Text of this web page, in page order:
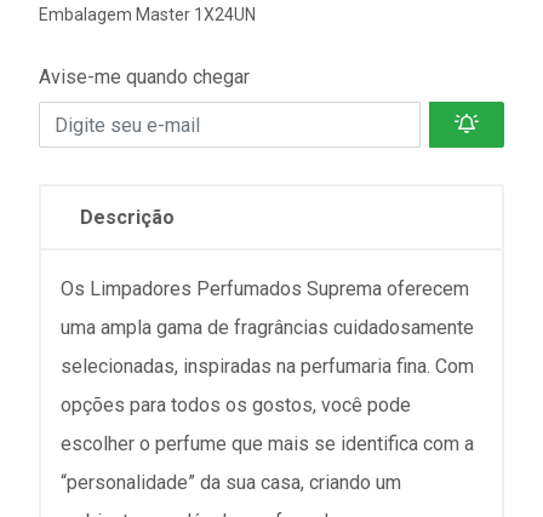
Embalagem Master 1X24UN
Avise-me quando chegar
Descrição
Os Limpadores Perfumados Suprema oferecem
uma ampla gama de fragrâncias cuidadosamente
selecionadas, inspiradas na perfumaria fina. Com
opções para todos os gostos, você pode
escolher o perfume que mais se identifica com a
“personalidade” da sua casa, criando um